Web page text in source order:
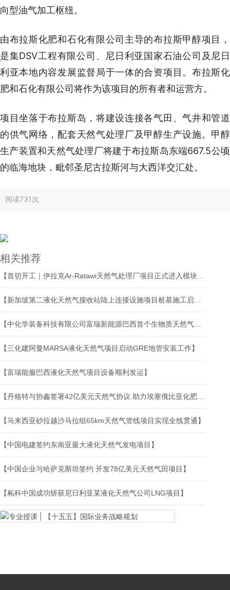
向型油气加工枢纽。
由布拉斯化肥和石化有限公司主导的布拉斯甲醇项目，
是集DSV工程有限公司、尼日利亚国家石油公司及尼日
利亚本地内容发展监督局于一体的合资项目。布拉斯化
肥和石化有限公司将作为该项目的所有者和运营方。
项目坐落于布拉斯岛，将建设连接各气田、气井和管道
的供气网络，配套天然气处理厂及甲醇生产设施。甲醇
生产装置和天然气处理厂将建于布拉斯岛东端667.5公顷
的临海地块，毗邻圣尼古拉斯河与大西洋交汇处。
阅读731次
相关推荐
【三化建阿曼MARSA液化天然气项目启动GRE地管安装工作】
【富瑞能服巴西液化天然气项目设备顺利发运】
【马来西亚砂拉越沙马拉组65km天然气管线项目实现全线贯通】
【中国电建签约东南亚最大液化天然气发电项目】
【中国企业与哈萨克斯坦签约 开发78亿美元天然气田项目】
【柘科中国成功斩获尼日利亚某液化天然气公司LNG项目】